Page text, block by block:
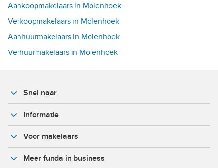
Aankoopmakelaars in Molenhoek
Verkoopmakelaars in Molenhoek
Aanhuurmakelaars in Molenhoek
Verhuurmakelaars in Molenhoek
Snel naar
Informatie
Voor makelaars
Meer funda in business